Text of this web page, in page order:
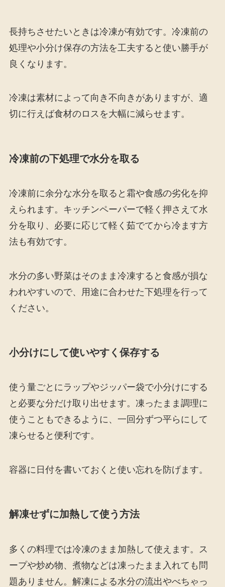
長持ちさせたいときは冷凍が有効です。冷凍前の
処理や小分け保存の方法を工夫すると使い勝手が
良くなります。
冷凍は素材によって向き不向きがありますが、適
切に行えば食材のロスを大幅に減らせます。
冷凍前の下処理で水分を取る
冷凍前に余分な水分を取ると霜や食感の劣化を抑
えられます。キッチンペーパーで軽く押さえて水
分を取り、必要に応じて軽く茹でてから冷ます方
法も有効です。
水分の多い野菜はそのまま冷凍すると食感が損な
われやすいので、用途に合わせた下処理を行って
ください。
小分けにして使いやすく保存する
使う量ごとにラップやジッパー袋で小分けにする
と必要な分だけ取り出せます。凍ったまま調理に
使うこともできるように、一回分ずつ平らにして
凍らせると便利です。
容器に日付を書いておくと使い忘れを防げます。
解凍せずに加熱して使う方法
多くの料理では冷凍のまま加熱して使えます。ス
ープや炒め物、煮物などは凍ったまま入れても問
題ありません。解凍による水分の流出やべちゃっ